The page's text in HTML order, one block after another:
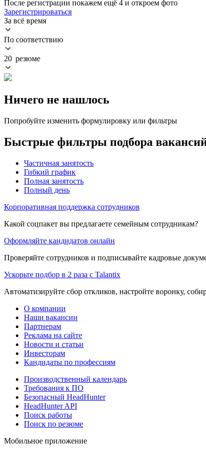
После регистрации покажем ещё 4 и откроем фото
Зарегистрироваться
За всё время
По соответствию
20 резюме
Ничего не нашлось
Попробуйте изменить формулировку или фильтры
Быстрые фильтры подбора
Частичная занятость
Гибкий график
Полная занятость
Полный день
Корпоративная поддержка сотрудников
Какой соцпакет вы предлагаете семейным сотрудникам?
Оформляйте кандидатов онлайн
Проверяйте сотрудников и подписывайте кадровые
Ускорьте подбор в 2 раза с Talantix
Автоматизируйте сбор откликов, настройте воронку,
О компании
Наши вакансии
Партнерам
Реклама на сайте
Новости и статьи
Инвесторам
Кандидаты по профессиям
Производственный календарь
Требования к ПО
Безопасный HeadHunter
HeadHunter API
Поиск работы
Поиск по резюме
Мобильное приложение